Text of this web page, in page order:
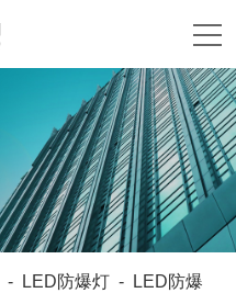
- LED防爆灯 -
LED防爆